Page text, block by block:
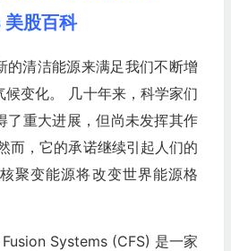
股百科
的清洁能源来满足我们不断增
候变化。 几十年来，科学家们
了重大进展，但尚未发挥其作
而，它的承诺继续引起人们的
聚变能源将改变世界能源格
Systems (CFS) 是一家